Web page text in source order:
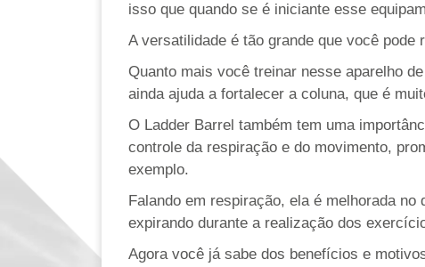
isso que quando se é iniciante esse
A versatilidade é tão grande que você
Quanto mais você treinar nesse aparelho
ainda ajuda a fortalecer a coluna, que é
O Ladder Barrel também tem uma
controle da respiração e do movimento,
exemplo.
Falando em respiração, ela é melhorada
expirando durante a realização dos
Agora você já sabe dos benefícios e